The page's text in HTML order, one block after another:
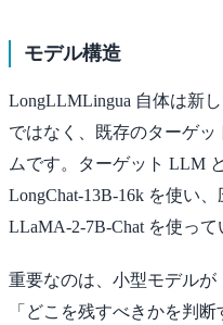
モデル構造
LongLLMLingua 自体は新
ではなく、既存のターゲ
ムです。ターゲット LLM
LongChat-13B-16k を使い
LLaMA-2-7B-Chat を使って
重要なのは、小型モデルが
「どこを残すべきかを判